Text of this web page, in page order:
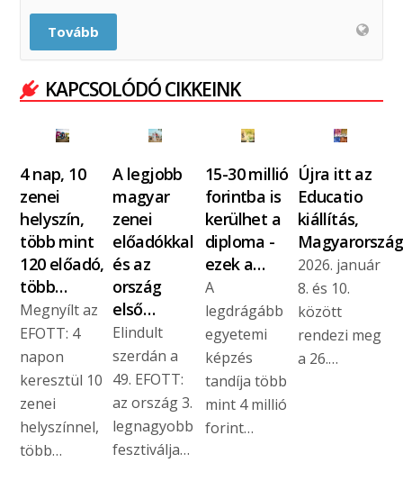
Tovább
KAPCSOLÓDÓ CIKKEINK
4 nap, 10
zenei
helyszín,
több mint
120 előadó,
több…
Megnyílt az
EFOTT: 4
napon
keresztül 10
zenei
helyszínnel,
több…
A legjobb
magyar
zenei
előadókkal
és az
ország
első…
Elindult
szerdán a
49. EFOTT:
az ország 3.
legnagyobb
fesztiválja…
15-30 millió
forintba is
kerülhet a
diploma -
ezek a…
A
legdrágább
egyetemi
képzés
tandíja több
mint 4 millió
forint…
Újra itt az
Educatio
kiállítás,
2026. január
8. és 10.
között
rendezi meg
a 26.…